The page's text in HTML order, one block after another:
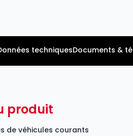
techniquesDocuments &
produit
de véhicules courants